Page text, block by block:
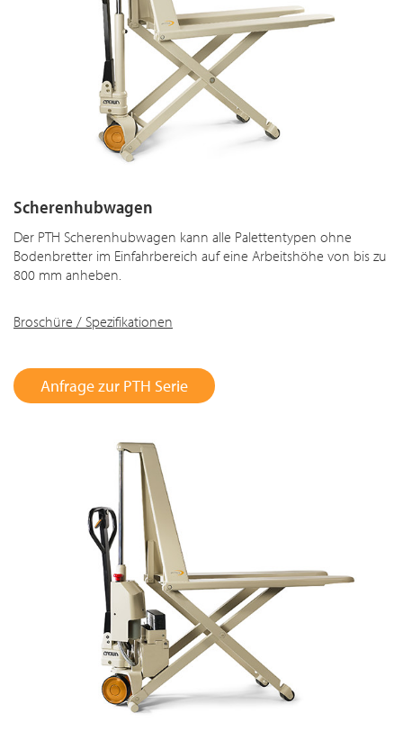
Scherenhubwagen
Der PTH Scherenhubwagen kann alle Palettentypen ohne
Bodenbretter im Einfahrbereich auf eine Arbeitshöhe von bis zu
800 mm anheben.
Broschüre / Spezifikationen
Anfrage zur PTH Serie